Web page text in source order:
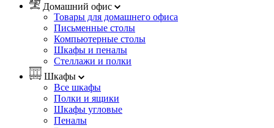
Домашний офис
Товары для домашнего офиса
Письменные столы
Компьютерные столы
Шкафы и пеналы
Стеллажи и полки
Шкафы
Все шкафы
Полки и ящики
Шкафы угловые
Пеналы